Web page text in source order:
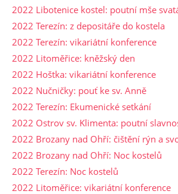
2022 Libotenice kostel: poutní mše
2022 Terezín: z depositáře do kostela
2022 Terezín: vikariátní konference
2022 Litoměřice: kněžský den
2022 Hoštka: vikariátní konference
2022 Nučničky: pouť ke sv. Anně
2022 Terezín: Ekumenické setkání
2022 Ostrov sv. Klimenta: poutní
2022 Brozany nad Ohří: čištění rýn a
2022 Brozany nad Ohří: Noc kostelů
2022 Terezín: Noc kostelů
2022 Litoměřice: vikariátní konference